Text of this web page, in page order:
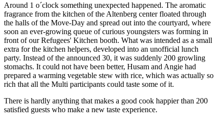
Around 1 o´clock something unexpected happened. The aromatic
fragrance from the kitchen of the Altenberg center floated through
the halls of the Move-Day and spread out into the courtyard, where
soon an ever-growing queue of curious youngsters was forming in
front of our Refugees' Kitchen booth. What was intended as a small
extra for the kitchen helpers, developed into an unofficial lunch
party. Instead of the announced 30, it was suddenly 200 growling
stomachs. It could not have been better, Husam and Angie had
prepared a warming vegetable stew with rice, which was actually so
rich that all the Multi participants could taste some of it.
There is hardly anything that makes a good cook happier than 200
satisfied guests who make a new taste experience.